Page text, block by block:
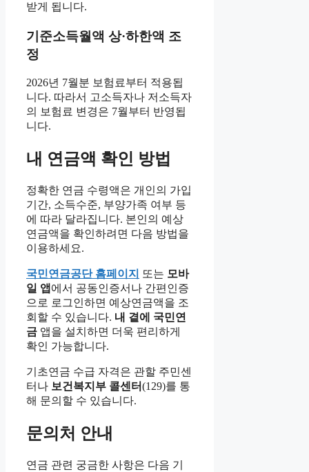
받게 됩니다.
기준소득월액 상·하한액 조
정
2026년 7월분 보험료부터 적용됩
니다. 따라서 고소득자나 저소득자
의 보험료 변경은 7월부터 반영됩
니다.
내 연금액 확인 방법
정확한 연금 수령액은 개인의 가입
기간, 소득수준, 부양가족 여부 등
에 따라 달라집니다. 본인의 예상
연금액을 확인하려면 다음 방법을
이용하세요.
국민연금공단 홈페이지 또는 모바
일 앱 에서 공동인증서나 간편인증
으로 로그인하면 예상연금액을 조
회할 수 있습니다. 내 곁에 국민연
금 앱을 설치하면 더욱 편리하게
확인 가능합니다.
기초연금 수급 자격은 관할 주민센
터나 보건복지부 콜센터(129)를 통
해 문의할 수 있습니다.
문의처 안내
연금 관련 궁금한 사항은 다음 기